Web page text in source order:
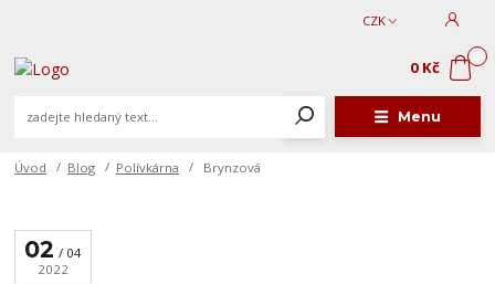
Menu
CZK
0 Kč
Úvod Blog Polívkárna Brynzová
02
04
2022